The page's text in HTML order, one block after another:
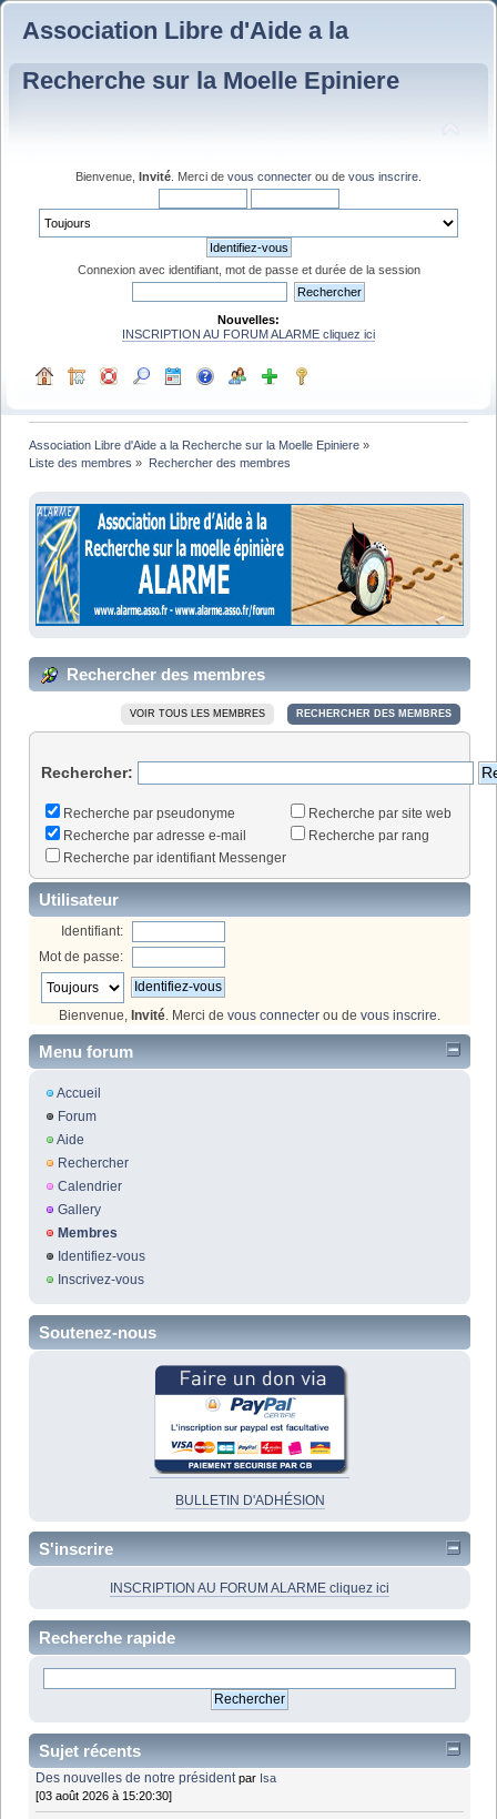
Association Libre d'Aide a la
Recherche sur la Moelle Epiniere
Bienvenue, Invité . Merci de vous connecter ou de vous inscrire
Connexion avec identifiant, mot de passe et durée de la session
Nouvelles:
INSCRIPTION AU FORUM ALARME cliquez ici
Association Libre d'Aide a la Recherche sur la Moelle Epiniere »
Liste des membres » Rechercher des membres
Rechercher des membres
VOIR TOUS LES MEMBRES RECHERCHER DES MEMBRES
Rechercher:
Recherche par pseudonyme
Recherche par adresse e-mail
Recherche par identifiant Messenger
Recherche par site web
Recherche par rang
Utilisateur
Identifiant:
Mot de passe:
Bienvenue, Invité. Merci de vous connecter ou de vous inscrire.
Menu forum
Accueil
Forum
Aide
Rechercher
Calendrier
Gallery
Membres
Identifiez-vous
Inscrivez-vous
Soutenez-nous
BULLETIN D'ADHÉSION
S'inscrire
INSCRIPTION AU FORUM ALARME cliquez ici
Recherche rapide
Sujet récents
Des nouvelles de notre président par Isa
[03 août 2026 à 15:20:30]